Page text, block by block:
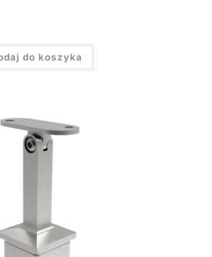
do koszyka